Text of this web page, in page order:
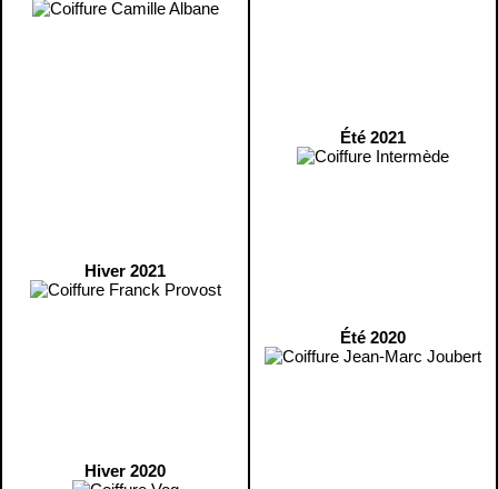
Hiver 2021
Hiver 2020
Été 2021
Été 2020